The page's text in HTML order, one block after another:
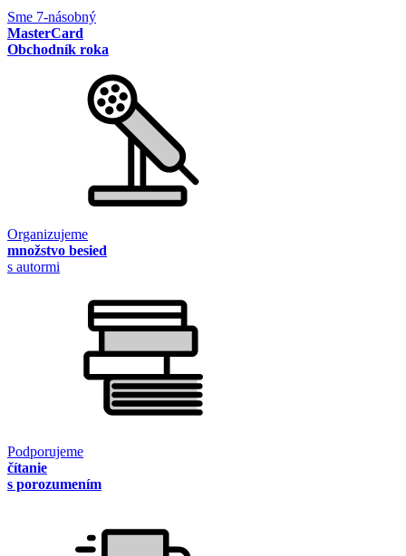
Sme 7-násobný
MasterCard
Obchodník roka
Organizujeme
množstvo besied
s autormi
Podporujeme
čítanie
s porozumením